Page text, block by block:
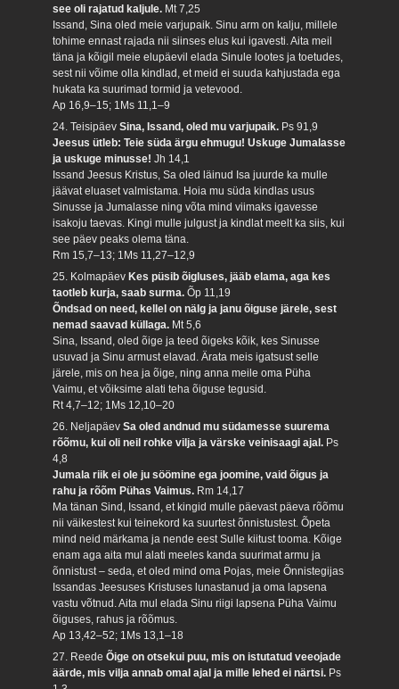
see oli rajatud kaljule. Mt 7,25
Issand, Sina oled meie varjupaik. Sinu arm on kalju, millele
tohime ennast rajada nii siinses elus kui igavesti. Aita meil
täna ja kõigil meie elupäevil elada Sinule lootes ja toetudes,
sest nii võime olla kindlad, et meid ei suuda kahjustada ega
hukata ka suurimad tormid ja vetevood.
Ap 16,9–15; 1Ms 11,1–9
24. TeisipäevSina, Issand, oled mu varjupaik. Ps 91,9
Jeesus ütleb: Teie süda ärgu ehmugu! Uskuge Jumalasse
ja uskuge minusse!Jh 14,1
Issand Jeesus Kristus, Sa oled läinud Isa juurde ka mulle
jäävat eluaset valmistama. Hoia mu süda kindlas usus
Sinusse ja Jumalasse ning võta mind viimaks igavesse
isakoju taevas. Kingi mulle julgust ja kindlat meelt ka siis, kui
see päev peaks olema täna.
Rm 15,7–13; 1Ms 11,27–12,9
25. KolmapäevKes püsib õigluses, jääb elama, aga kes
taotleb kurja, saab surma.Õp 11,19
Õndsad on need, kellel on nälg ja janu õiguse järele, sest
nemad saavad küllaga. Mt 5,6
Sina, Issand, oled õige ja teed õigeks kõik, kes Sinusse
usuvad ja Sinu armust elavad. Ärata meis igatsust selle
järele, mis on hea ja õige, ning anna meile oma Püha
Vaimu, et võiksime alati teha õiguse tegusid.
Rt 4,7–12; 1Ms 12,10–20
26. NeljapäevSa oled andnud mu südamesse suurema
rõõmu, kui oli neil rohke vilja ja värske veinisaagi ajal. Ps
4,8
Jumala riik ei ole ju söömine ega joomine, vaid õigus ja
rahu ja rõõm Pühas Vaimus. Rm 14,17
Ma tänan Sind, Issand, et kingid mulle päevast päeva rõõmu
nii väikestest kui teinekord ka suurtest õnnistustest. Õpeta
mind neid märkama ja nende eest Sulle kiitust tooma. Kõige
enam aga aita mul alati meeles kanda suurimat armu ja
õnnistust – seda, et oled mind oma Pojas, meie Õnnistegijas
Issandas Jeesuses Kristuses lunastanud ja oma lapsena
vastu võtnud. Aita mul elada Sinu riigi lapsena Püha Vaimu
õiguses, rahus ja rõõmus.
Ap 13,42–52; 1Ms 13,1–18
27. ReedeÕige on otsekui puu, mis on istutatud veeojade
äärde, mis vilja annab omal ajal ja mille lehed ei närtsi. Ps